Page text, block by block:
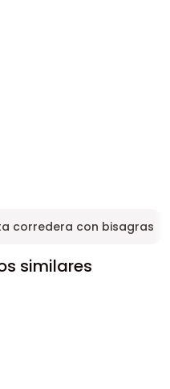
corredera con bisagras
similares